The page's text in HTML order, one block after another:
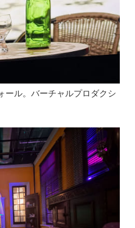
ール。バーチャルプロダクシ